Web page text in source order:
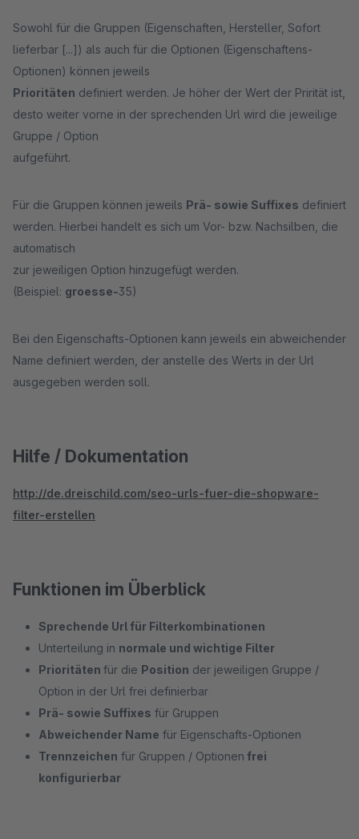
Sowohl für die Gruppen (Eigenschaften, Hersteller, Sofort
lieferbar [...]) als auch für die Optionen (Eigenschaftens-
Optionen) können jeweils
Prioritäten definiert werden. Je höher der Wert der Prirität ist,
desto weiter vorne in der sprechenden Url wird die jeweilige
Gruppe / Option
aufgeführt.
Für die Gruppen können jeweils Prä- sowie Suffixes definiert
werden. Hierbei handelt es sich um Vor- bzw. Nachsilben, die
automatisch
zur jeweiligen Option hinzugefügt werden.
(Beispiel: groesse-35)
Bei den Eigenschafts-Optionen kann jeweils ein abweichender
Name definiert werden, der anstelle des Werts in der Url
ausgegeben werden soll.
Hilfe / Dokumentation
http://de.dreischild.com/seo-urls-fuer-die-shopware-
filter-erstellen
Funktionen im Überblick
Sprechende Url für Filterkombinationen
Unterteilung in normale und wichtige Filter
Prioritäten für die Position der jeweiligen Gruppe /
Option in der Url frei definierbar
Prä- sowie Suffixes für Gruppen
Abweichender Name für Eigenschafts-Optionen
Trennzeichen für Gruppen / Optionen frei
konfigurierbar